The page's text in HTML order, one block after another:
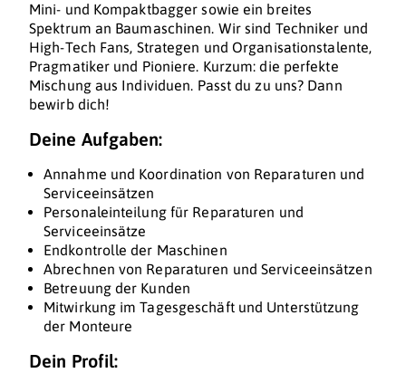
Mini- und Kompaktbagger sowie ein breites
Spektrum an Baumaschinen. Wir sind Techniker und
High-Tech Fans, Strategen und Organisationstalente,
Pragmatiker und Pioniere. Kurzum: die perfekte
Mischung aus Individuen. Passt du zu uns? Dann
bewirb dich!
Deine Aufgaben:
Annahme und Koordination von Reparaturen und
Serviceeinsätzen
Personaleinteilung für Reparaturen und
Serviceeinsätze
Endkontrolle der Maschinen
Abrechnen von Reparaturen und Serviceeinsätzen
Betreuung der Kunden
Mitwirkung im Tagesgeschäft und Unterstützung
der Monteure
Dein Profil: